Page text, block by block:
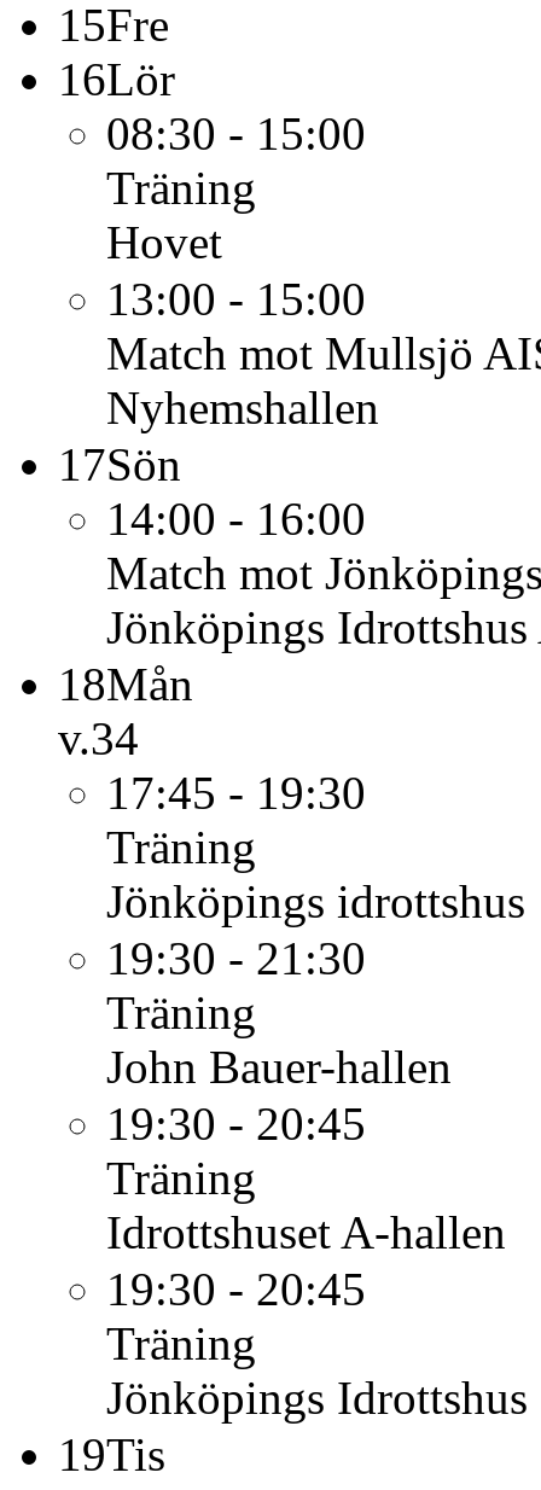
15Fre
16Lör
08:30 - 15:00
Träning
Hovet
13:00 - 15:00
Match mot Mullsjö
Nyhemshallen
17Sön
14:00 - 16:00
Match mot
Jönköpings
18Mån
v.34
17:45 - 19:30
Träning
Jönköpings idrottshus
19:30 - 21:30
Träning
John Bauer-hallen
19:30 - 20:45
Träning
Idrottshuset A-hallen
19:30 - 20:45
Träning
Jönköpings Idrottshus
19Tis